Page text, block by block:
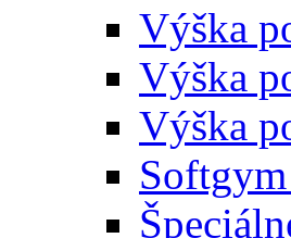
Výška
Výška
Výška